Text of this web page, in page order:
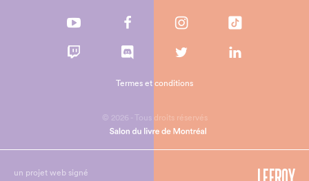
© 2026 - Tous droits réservés
Termes et conditions
un projet web signé